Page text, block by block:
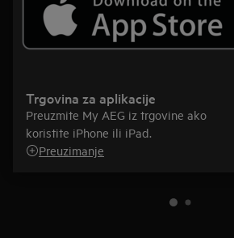
Trgovina za aplikacije
Preuzmite My AEG iz trgovine ako
koristite iPhone ili iPad.
Preuzimanje